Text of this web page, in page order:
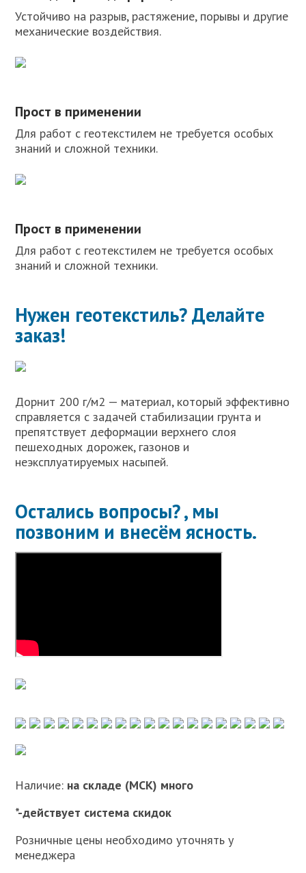
Устойчиво на разрыв, растяжение, порывы и другие
механические воздействия.
Прост в применении
Для работ с геотекстилем не требуется особых
знаний и сложной техники.
Прост в применении
Для работ с геотекстилем не требуется особых
знаний и сложной техники.
Нужен геотекстиль? Делайте
заказ!
Дорнит 200 г/м2 — материал, который эффективно
справляется с задачей стабилизации грунта и
препятствует деформации верхнего слоя
пешеходных дорожек, газонов и
неэксплуатируемых насыпей.
Остались вопросы? , мы
позвоним и внесём ясность.
Наличие: на складе (МСК) много
*-действует система скидок
Розничные цены необходимо уточнять у
менеджера